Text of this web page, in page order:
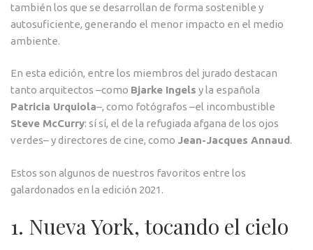
también los que se desarrollan de forma sostenible y
autosuficiente, generando el menor impacto en el medio
ambiente.
En esta edición, entre los miembros del jurado destacan
tanto arquitectos –como Bjarke Ingels y la española
Patricia Urquiola–, como fotógrafos –el incombustible
Steve McCurry: sí sí, el de la refugiada afgana de los ojos
verdes– y directores de cine, como Jean-Jacques Annaud.
Estos son algunos de nuestros favoritos entre los
galardonados en la edición 2021.
1. Nueva York, tocando el cielo